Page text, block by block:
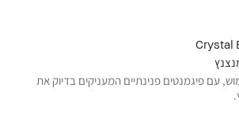
Crystal
עם פיגמנטים פנינתיים המעניקים בדיוק את